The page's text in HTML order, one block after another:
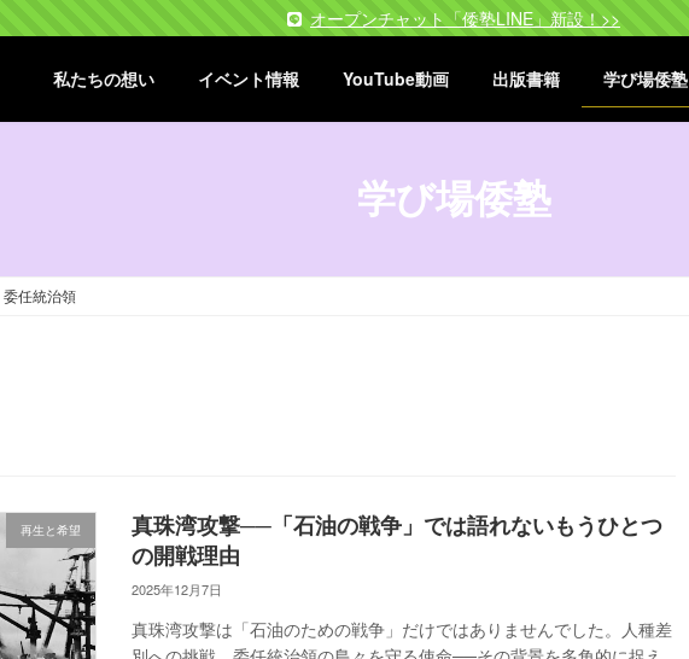
オープンチャット「倭塾LINE」新設！>>
私たちの想い イベント情報 YouTube動画 出版書籍 学び場倭塾
学び場倭塾
委任統治領
再生と希望
真珠湾攻撃──「石油の戦争」では語れないもうひとつ
の開戦理由
2025年12月7日
真珠湾攻撃は「石油のための戦争」だけではありませんでした。人種差